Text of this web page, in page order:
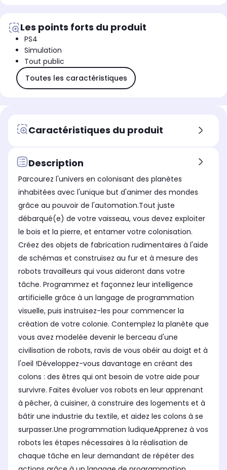
Les points forts du produit
PS4
Simulation
Tout public
Toutes les caractéristiques
Caractéristiques du produit
Description
Parcourez l'univers en colonisant des planètes
inhabitées avec l'unique but d'animer des mondes
grâce au pouvoir de l'automation.Tout juste
débarqué(e) de votre vaisseau, vous devez exploiter
le bois et la pierre, et entamer votre colonisation.
Créez des objets de fabrication rudimentaires à l'aide
de schémas et construisez au fur et à mesure des
robots travailleurs qui vous aideront dans votre
tâche. Programmez et façonnez leur intelligence
artificielle grâce à un langage de programmation
visuelle, puis instruisez-les pour commencer la
création de votre colonie. Contemplez la planète que
vous avez modelée devenir le berceau d'une
civilisation de robots, ravis de vous obéir au doigt et à
l'oeil !Développez-vous davantage en créant des
colons : des êtres qui ont besoin de votre aide pour
survivre. Faites évoluer vos robots en leur apprenant
à pêcher, à cuisiner, à construire des logements et à
bâtir une industrie du textile, et aidez les colons à se
surpasser.Une programmation ludiqueApprenez à vos
robots les étapes nécessaires à la réalisation de
chaque tâche en leur demandant de répéter des